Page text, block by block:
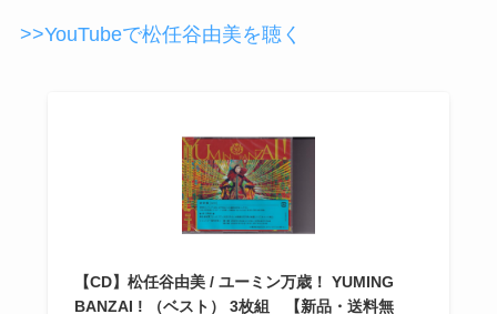
>>YouTubeで松任谷由美を聴く
【CD】松任谷由美 / ユーミン万歳！ YUMING
BANZAI ! （ベスト） 3枚組 【新品・送料無